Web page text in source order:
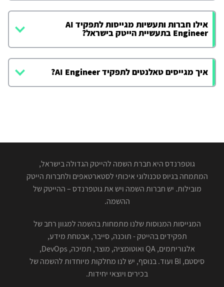
אילו חברות ותעשיות מגייסות לתפקיד AI
Engineer בתעשיית הייטק בישראל?
איך מגייסים טאלנטים לתפקיד AI Engineer?
גוטפרנדס היא חברת השמה להייטק הגדולה בישראל,
המתמחה בגיוס טכנולוגי איכותי לסטארטאפים ולחברות הייטק
מובילות. יש חברות השמה ויש את גוטפרנדס – ההייטק של
ההשמה.
המגייסות המנוסות שלנו מתמחות בהשמה למגוון רחב של
תפקידים בהייטק - תוכנה, סייבר, אבטחת מידע,
אלגוריתמים, QA ואוטומציה, מוצר, תמיכה, DevOps,
סיסטם, BI ועוד. בנוסף, יש לנו מחלקות מיוחדות להשמה של
בכירים ויוצאי יחידות.